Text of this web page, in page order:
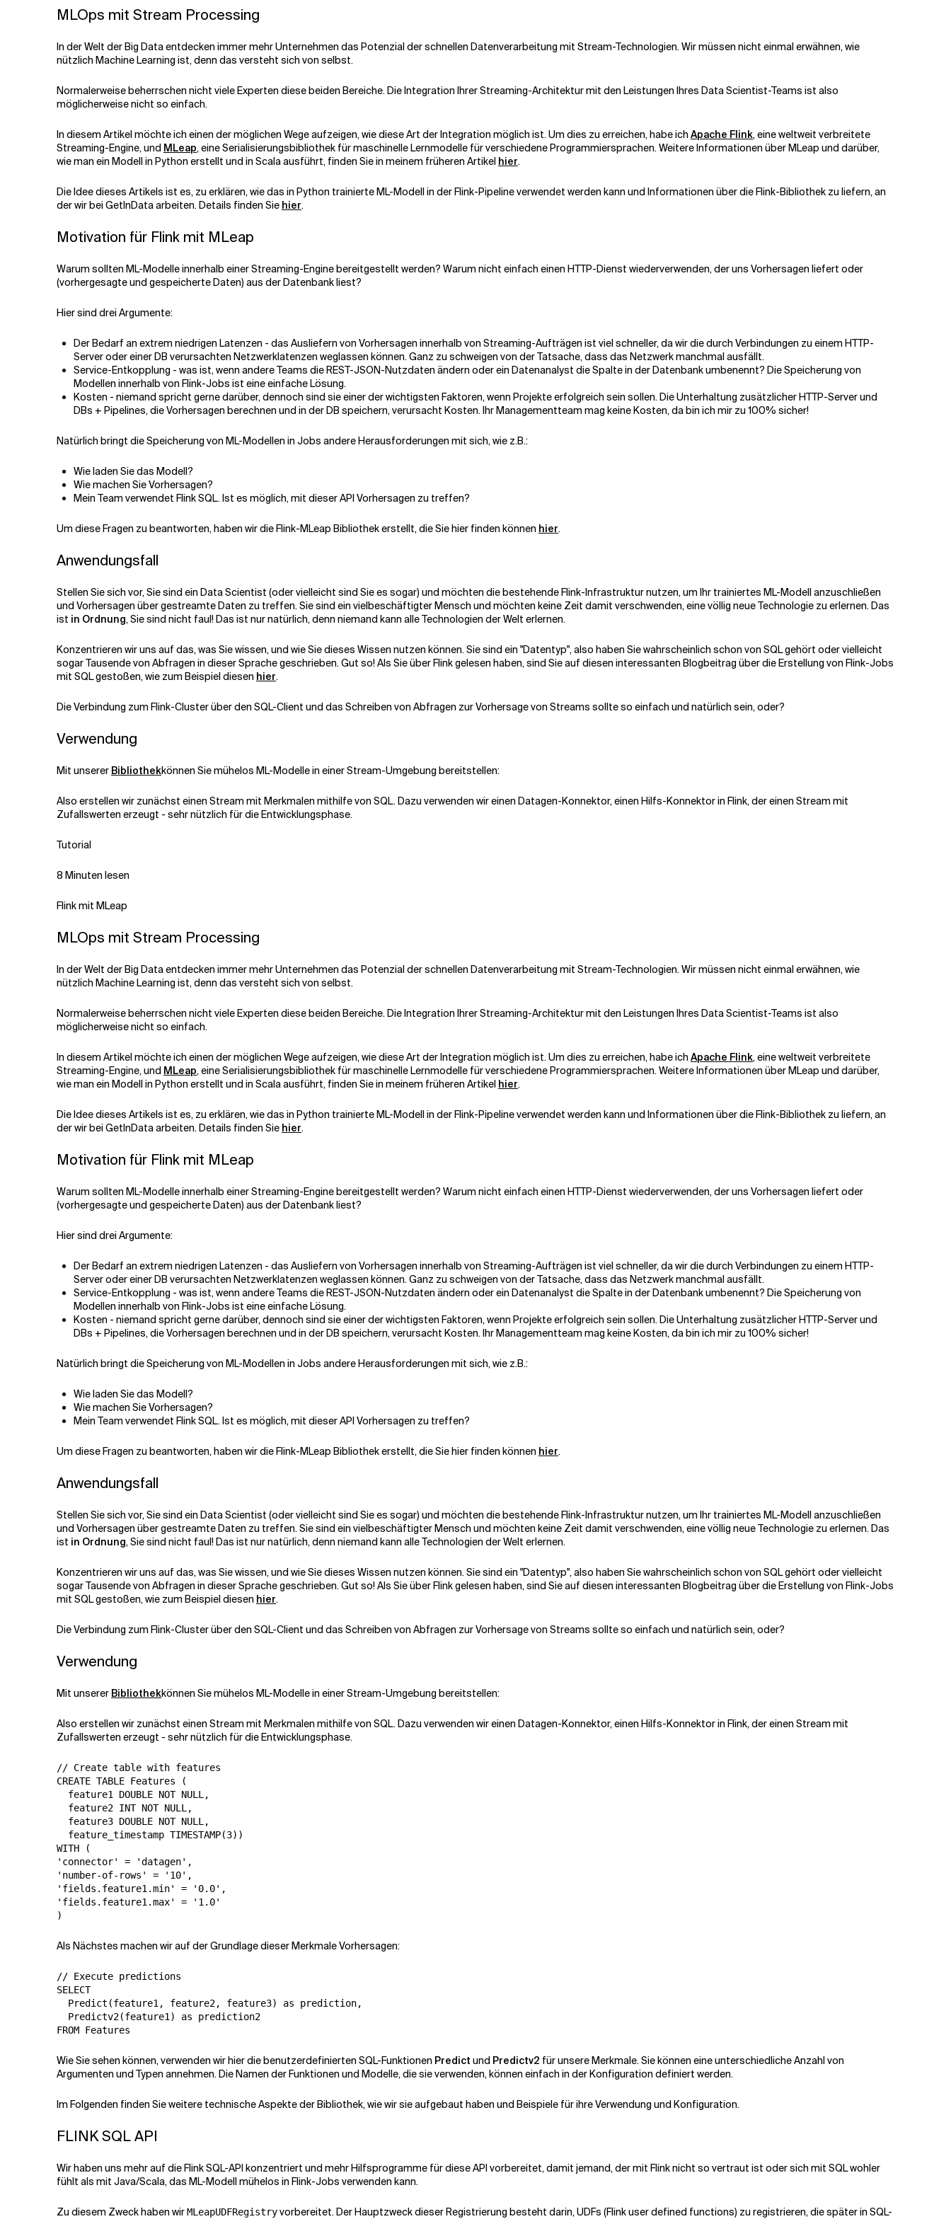
MLOps mit Stream Processing
In der Welt der Big Data entdecken immer mehr Unternehmen das Potenzial der schnellen Datenverarbeitung mit Stream-Technologien. Wir müssen nicht einmal erwähnen, wie
nützlich Machine Learning ist, denn das versteht sich von selbst.
Normalerweise beherrschen nicht viele Experten diese beiden Bereiche. Die Integration Ihrer Streaming-Architektur mit den Leistungen Ihres Data Scientist-Teams ist also
möglicherweise nicht so einfach.
In diesem Artikel möchte ich einen der möglichen Wege aufzeigen, wie diese Art der Integration möglich ist. Um dies zu erreichen, habe ich Apache Flink, eine weltweit verbreitete
Streaming-Engine, und MLeap, eine Serialisierungsbibliothek für maschinelle Lernmodelle für verschiedene Programmiersprachen. Weitere Informationen über MLeap und darüber,
wie man ein Modell in Python erstellt und in Scala ausführt, finden Sie in meinem früheren Artikel hier.
Die Idee dieses Artikels ist es, zu erklären, wie das in Python trainierte ML-Modell in der Flink-Pipeline verwendet werden kann und Informationen über die Flink-Bibliothek zu liefern, an
der wir bei GetInData arbeiten. Details finden Sie hier.
Motivation für Flink mit MLeap
Warum sollten ML-Modelle innerhalb einer Streaming-Engine bereitgestellt werden? Warum nicht einfach einen HTTP-Dienst wiederverwenden, der uns Vorhersagen liefert oder
(vorhergesagte und gespeicherte Daten) aus der Datenbank liest?
Hier sind drei Argumente:
Der Bedarf an extrem niedrigen Latenzen - das Ausliefern von Vorhersagen innerhalb von Streaming-Aufträgen ist viel schneller, da wir die durch Verbindungen zu einem HTTP-
Server oder einer DB verursachten Netzwerklatenzen weglassen können. Ganz zu schweigen von der Tatsache, dass das Netzwerk manchmal ausfällt.
Service-Entkopplung - was ist, wenn andere Teams die REST-JSON-Nutzdaten ändern oder ein Datenanalyst die Spalte in der Datenbank umbenennt? Die Speicherung von
Modellen innerhalb von Flink-Jobs ist eine einfache Lösung.
Kosten - niemand spricht gerne darüber, dennoch sind sie einer der wichtigsten Faktoren, wenn Projekte erfolgreich sein sollen. Die Unterhaltung zusätzlicher HTTP-Server und
DBs + Pipelines, die Vorhersagen berechnen und in der DB speichern, verursacht Kosten. Ihr Managementteam mag keine Kosten, da bin ich mir zu 100% sicher!
Natürlich bringt die Speicherung von ML-Modellen in Jobs andere Herausforderungen mit sich, wie z.B.:
Wie laden Sie das Modell?
Wie machen Sie Vorhersagen?
Mein Team verwendet Flink SQL. Ist es möglich, mit dieser API Vorhersagen zu treffen?
Um diese Fragen zu beantworten, haben wir die Flink-MLeap Bibliothek erstellt, die Sie hier finden können hier.
Anwendungsfall
Stellen Sie sich vor, Sie sind ein Data Scientist (oder vielleicht sind Sie es sogar) und möchten die bestehende Flink-Infrastruktur nutzen, um Ihr trainiertes ML-Modell anzuschließen
und Vorhersagen über gestreamte Daten zu treffen. Sie sind ein vielbeschäftigter Mensch und möchten keine Zeit damit verschwenden, eine völlig neue Technologie zu erlernen. Das
ist in Ordnung, Sie sind nicht faul! Das ist nur natürlich, denn niemand kann alle Technologien der Welt erlernen.
Konzentrieren wir uns auf das, was Sie wissen, und wie Sie dieses Wissen nutzen können. Sie sind ein "Datentyp", also haben Sie wahrscheinlich schon von SQL gehört oder vielleicht
sogar Tausende von Abfragen in dieser Sprache geschrieben. Gut so! Als Sie über Flink gelesen haben, sind Sie auf diesen interessanten Blogbeitrag über die Erstellung von Flink-Jobs
mit SQL gestoßen, wie zum Beispiel diesen hier.
Die Verbindung zum Flink-Cluster über den SQL-Client und das Schreiben von Abfragen zur Vorhersage von Streams sollte so einfach und natürlich sein, oder?
Verwendung
Mit unserer Bibliothekkönnen Sie mühelos ML-Modelle in einer Stream-Umgebung bereitstellen:
Also erstellen wir zunächst einen Stream mit Merkmalen mithilfe von SQL. Dazu verwenden wir einen Datagen-Konnektor, einen Hilfs-Konnektor in Flink, der einen Stream mit
Zufallswerten erzeugt - sehr nützlich für die Entwicklungsphase.
Tutorial
8 Minuten lesen
Flink mit MLeap
MLOps mit Stream Processing
In der Welt der Big Data entdecken immer mehr Unternehmen das Potenzial der schnellen Datenverarbeitung mit Stream-Technologien. Wir müssen nicht einmal erwähnen, wie
nützlich Machine Learning ist, denn das versteht sich von selbst.
Normalerweise beherrschen nicht viele Experten diese beiden Bereiche. Die Integration Ihrer Streaming-Architektur mit den Leistungen Ihres Data Scientist-Teams ist also
möglicherweise nicht so einfach.
In diesem Artikel möchte ich einen der möglichen Wege aufzeigen, wie diese Art der Integration möglich ist. Um dies zu erreichen, habe ich Apache Flink, eine weltweit verbreitete
Streaming-Engine, und MLeap, eine Serialisierungsbibliothek für maschinelle Lernmodelle für verschiedene Programmiersprachen. Weitere Informationen über MLeap und darüber,
wie man ein Modell in Python erstellt und in Scala ausführt, finden Sie in meinem früheren Artikel hier.
Die Idee dieses Artikels ist es, zu erklären, wie das in Python trainierte ML-Modell in der Flink-Pipeline verwendet werden kann und Informationen über die Flink-Bibliothek zu liefern, an
der wir bei GetInData arbeiten. Details finden Sie hier.
Motivation für Flink mit MLeap
Warum sollten ML-Modelle innerhalb einer Streaming-Engine bereitgestellt werden? Warum nicht einfach einen HTTP-Dienst wiederverwenden, der uns Vorhersagen liefert oder
(vorhergesagte und gespeicherte Daten) aus der Datenbank liest?
Hier sind drei Argumente:
Der Bedarf an extrem niedrigen Latenzen - das Ausliefern von Vorhersagen innerhalb von Streaming-Aufträgen ist viel schneller, da wir die durch Verbindungen zu einem HTTP-
Server oder einer DB verursachten Netzwerklatenzen weglassen können. Ganz zu schweigen von der Tatsache, dass das Netzwerk manchmal ausfällt.
Service-Entkopplung - was ist, wenn andere Teams die REST-JSON-Nutzdaten ändern oder ein Datenanalyst die Spalte in der Datenbank umbenennt? Die Speicherung von
Modellen innerhalb von Flink-Jobs ist eine einfache Lösung.
Kosten - niemand spricht gerne darüber, dennoch sind sie einer der wichtigsten Faktoren, wenn Projekte erfolgreich sein sollen. Die Unterhaltung zusätzlicher HTTP-Server und
DBs + Pipelines, die Vorhersagen berechnen und in der DB speichern, verursacht Kosten. Ihr Managementteam mag keine Kosten, da bin ich mir zu 100% sicher!
Natürlich bringt die Speicherung von ML-Modellen in Jobs andere Herausforderungen mit sich, wie z.B.:
Wie laden Sie das Modell?
Wie machen Sie Vorhersagen?
Mein Team verwendet Flink SQL. Ist es möglich, mit dieser API Vorhersagen zu treffen?
Um diese Fragen zu beantworten, haben wir die Flink-MLeap Bibliothek erstellt, die Sie hier finden können hier.
Anwendungsfall
Stellen Sie sich vor, Sie sind ein Data Scientist (oder vielleicht sind Sie es sogar) und möchten die bestehende Flink-Infrastruktur nutzen, um Ihr trainiertes ML-Modell anzuschließen
und Vorhersagen über gestreamte Daten zu treffen. Sie sind ein vielbeschäftigter Mensch und möchten keine Zeit damit verschwenden, eine völlig neue Technologie zu erlernen. Das
ist in Ordnung, Sie sind nicht faul! Das ist nur natürlich, denn niemand kann alle Technologien der Welt erlernen.
Konzentrieren wir uns auf das, was Sie wissen, und wie Sie dieses Wissen nutzen können. Sie sind ein "Datentyp", also haben Sie wahrscheinlich schon von SQL gehört oder vielleicht
sogar Tausende von Abfragen in dieser Sprache geschrieben. Gut so! Als Sie über Flink gelesen haben, sind Sie auf diesen interessanten Blogbeitrag über die Erstellung von Flink-Jobs
mit SQL gestoßen, wie zum Beispiel diesen hier.
Die Verbindung zum Flink-Cluster über den SQL-Client und das Schreiben von Abfragen zur Vorhersage von Streams sollte so einfach und natürlich sein, oder?
Verwendung
Mit unserer Bibliothekkönnen Sie mühelos ML-Modelle in einer Stream-Umgebung bereitstellen:
Also erstellen wir zunächst einen Stream mit Merkmalen mithilfe von SQL. Dazu verwenden wir einen Datagen-Konnektor, einen Hilfs-Konnektor in Flink, der einen Stream mit
Zufallswerten erzeugt - sehr nützlich für die Entwicklungsphase.
// Create table with features
CREATE TABLE Features (
  feature1 DOUBLE NOT NULL,
  feature2 INT NOT NULL,
  feature3 DOUBLE NOT NULL,
  feature_timestamp TIMESTAMP(3))
WITH (
'connector' = 'datagen',
'number-of-rows' = '10',
'fields.feature1.min' = '0.0',
'fields.feature1.max' = '1.0'
)
Als Nächstes machen wir auf der Grundlage dieser Merkmale Vorhersagen:
// Execute predictions
SELECT
  Predict(feature1, feature2, feature3) as prediction,
  Predictv2(feature1) as prediction2
FROM Features
Wie Sie sehen können, verwenden wir hier die benutzerdefinierten SQL-Funktionen Predict und Predictv2 für unsere Merkmale. Sie können eine unterschiedliche Anzahl von
Argumenten und Typen annehmen. Die Namen der Funktionen und Modelle, die sie verwenden, können einfach in der Konfiguration definiert werden.
Im Folgenden finden Sie weitere technische Aspekte der Bibliothek, wie wir sie aufgebaut haben und Beispiele für ihre Verwendung und Konfiguration.
FLINK SQL API
Wir haben uns mehr auf die Flink SQL-API konzentriert und mehr Hilfsprogramme für diese API vorbereitet, damit jemand, der mit Flink nicht so vertraut ist oder sich mit SQL wohler
fühlt als mit Java/Scala, das ML-Modell mühelos in Flink-Jobs verwenden kann.
Zu diesem Zweck haben wirMLeapUDFRegistryvorbereitet. Der Hauptzweck dieser Registrierung besteht darin, UDFs (Flink user defined functions) zu registrieren, die später in SQL-